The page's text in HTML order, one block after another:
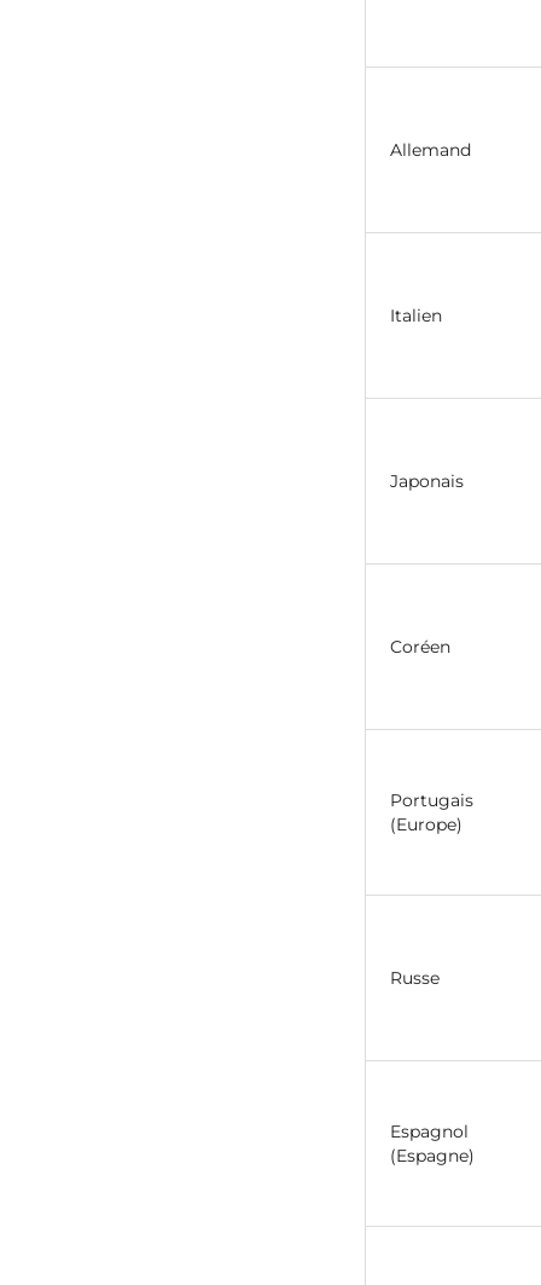
Allemand
Italien
Japonais
Coréen
Portugais
(Europe)
Russe
Espagnol
(Espagne)